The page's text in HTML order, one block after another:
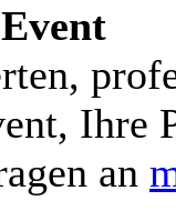
Ihre
an